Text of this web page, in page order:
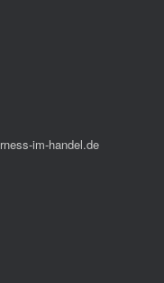
im-handel.de